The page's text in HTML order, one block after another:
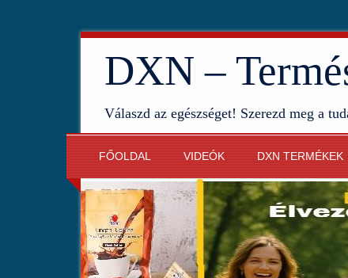
DXN –
Válaszd az egészséget! Szerezd meg a
FŐOLDAL VIDEÓK DXN TERMÉKEK